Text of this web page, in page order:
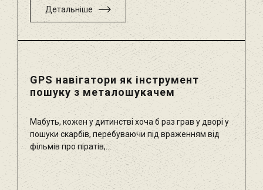
Детальніше
GPS навігатори як інструмент
пошуку з металошукачем
Мабуть, кожен у дитинстві хоча б раз грав у дворі у
пошуки скарбів, перебуваючи під враженням від
фільмів про піратів,...